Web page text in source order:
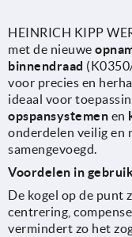
HEINRICH KIPP
met de nieuwe
binnendraad
voor precies en
ideaal voor
opspansystemen en
onderdelen veilig en
samengevoegd.
Voordelen in
De kogel op de punt
centrering,
vermindert zo het